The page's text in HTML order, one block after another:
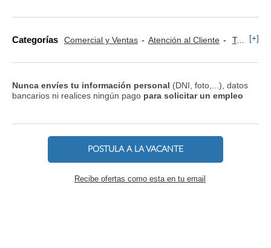
Categorías Comercial y Ventas Atención al Cliente Televenta y Marketing Telefónico [+]
Nunca envíes tu información personal (DNI, foto,...), datos
bancarios ni realices ningún pago para solicitar un empleo
POSTULA A LA VACANTE
Recibe ofertas como esta en tu email